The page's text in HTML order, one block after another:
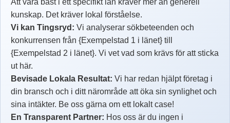
kunskap. Det kräver lokal förståelse.
Vi kan Tingsryd: Vi analyserar sökbeteenden och
konkurrensen från {Exempelstad 1 i länet} till
{Exempelstad 2 i länet}. Vi vet vad som krävs för att sticka
ut här.
Bevisade Lokala Resultat: Vi har redan hjälpt företag i
din bransch och i ditt närområde att öka sin synlighet och
sina intäkter. Be oss gärna om ett lokalt case!
En Transparent Partner: Hos oss är du ingen i